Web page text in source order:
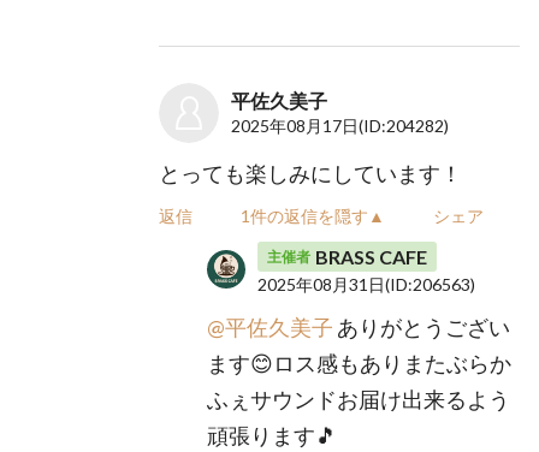
平佐久美子
2025年08月17日(ID:204282)
とっても楽しみにしています！
返信 1件の返信を隠す▲ シェア
主催者 BRASS CAFE
2025年08月31日(ID:206563)
@平佐久美子 ありがとうござい
ます😊ロス感もありまたぶらか
ふぇサウンドお届け出来るよう
頑張ります🎵